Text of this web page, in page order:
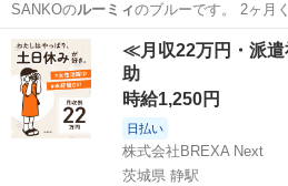
SANKOのルーミィのブルーです。 2ヶ月
沖縄 宜野湾市 浦添前田駅 その
≪月収22万円・派
助
時給1,250円
日払い
株式会社BREXA Next
茨城県 静駅